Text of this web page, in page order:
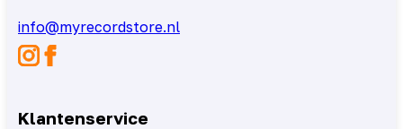
info@myrecordstore.nl
Klantenservice